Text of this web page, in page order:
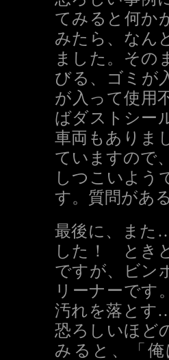
てみると何か
みたら、なん
ました。その
びる、ゴミが
が入って使用
ばダストシー
車両もありま
ていますので
しつこいよう
す。質問があ
最後に、また
した！ とき
ですが、ビン
リーナーです
汚れを落とす
恐ろしいほど
みると、「